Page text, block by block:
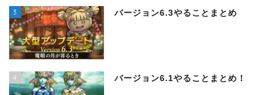
3 バージョン6.3やることまとめ
4 バージョン6.1やることまとめ！